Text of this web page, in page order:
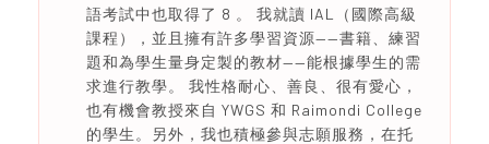
語考試中也取得了 8 。 我就讀 IAL（國際高級
課程），並且擁有許多學習資源——書籍、練習
題和為學生量身定製的教材——能根據學生的需
求進行教學。 我性格耐心、善良、很有愛心，
也有機會教授來自 YWGS 和 Raimondi College
的學生。另外，我也積極參與志願服務，在托